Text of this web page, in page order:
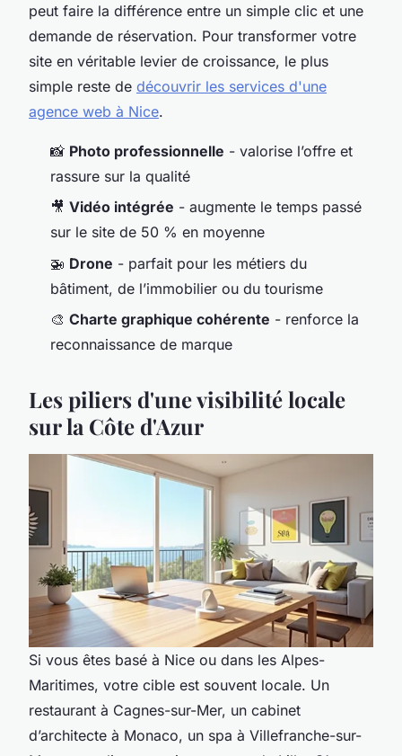
peut faire la différence entre un simple clic et une
demande de réservation. Pour transformer votre
site en véritable levier de croissance, le plus
simple reste de découvrir les services d'une
agence web à Nice.
📸 Photo professionnelle - valorise l’offre et
rassure sur la qualité
🎥 Vidéo intégrée - augmente le temps passé
sur le site de 50 % en moyenne
🚁 Drone - parfait pour les métiers du
bâtiment, de l’immobilier ou du tourisme
🎨 Charte graphique cohérente - renforce la
reconnaissance de marque
Les piliers d'une visibilité locale
sur la Côte d'Azur
Si vous êtes basé à Nice ou dans les Alpes-
Maritimes, votre cible est souvent locale. Un
restaurant à Cagnes-sur-Mer, un cabinet
d’architecte à Monaco, un spa à Villefranche-sur-